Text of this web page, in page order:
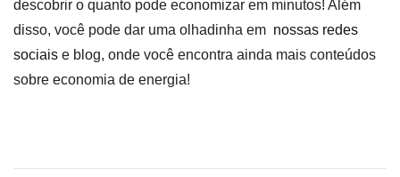
descobrir o quanto pode economizar em minutos! Além
disso, você pode dar uma olhadinha em nossas redes
sociais e blog, onde você encontra ainda mais conteúdos
sobre economia de energia!